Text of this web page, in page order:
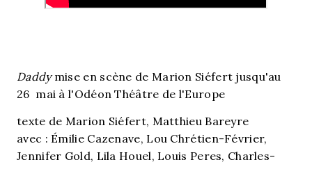
Daddymise en scène de Marion Siéfert jusqu'au
26 mai à l'Odéon Théâtre de l'Europe
texte de Marion Siéfert, Matthieu Bareyre
avec : Émilie Cazenave, Lou Chrétien-Février,
Jennifer Gold, Lila Houel, Louis Peres, Charles-